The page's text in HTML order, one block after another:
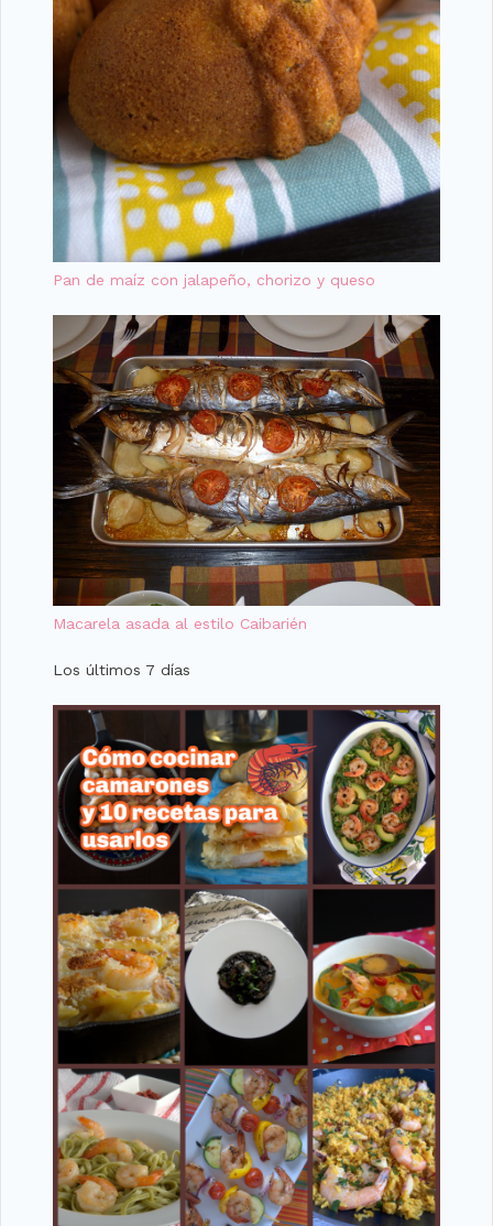
Pan de maíz con jalapeño, chorizo y queso
Macarela asada al estilo Caibarién
Los últimos 7 días